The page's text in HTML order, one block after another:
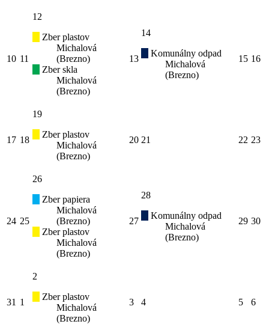
10 11
12
Zber plastov
Michalová
(Brezno)
Zber skla
Michalová
(Brezno)
13
14
Komunálny odpad
Michalová
(Brezno)
15 16
17 18
19
Zber plastov
Michalová
(Brezno)
20 21 22 23
24 25
26
Zber papiera
Michalová
(Brezno)
Zber plastov
Michalová
(Brezno)
27
28
Komunálny odpad
Michalová
(Brezno)
29 30
31 1
2
Zber plastov
Michalová
(Brezno)
3 4 5 6